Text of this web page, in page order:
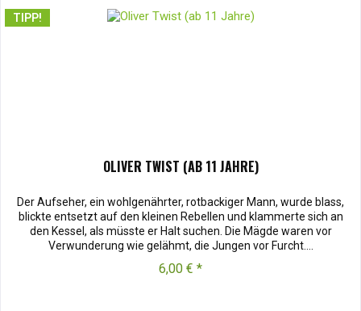
TIPP!
OLIVER TWIST (AB 11 JAHRE)
Der Aufseher, ein wohlgenährter, rotbackiger Mann, wurde blass,
blickte entsetzt auf den kleinen Rebellen und klammerte sich an
den Kessel, als müsste er Halt suchen. Die Mägde waren vor
Verwunderung wie gelähmt, die Jungen vor Furcht....
6,00 € *